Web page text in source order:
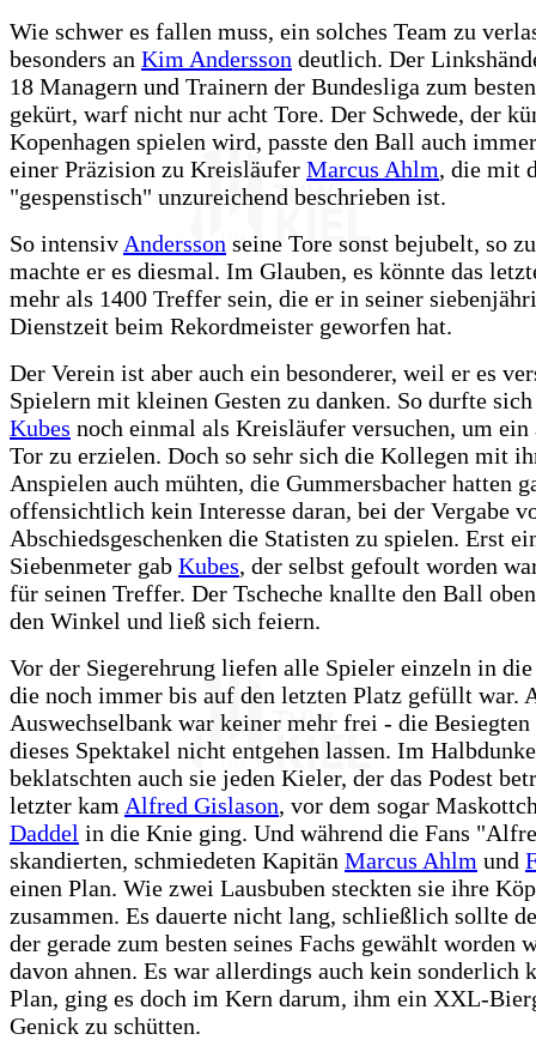
Wie schwer es fallen muss, ein solches Team zu
besonders an Kim Andersson deutlich. Der
18 Managern und Trainern der Bundesliga zum
gekürt, warf nicht nur acht Tore. Der Schwede, der
Kopenhagen spielen wird, passte den Ball auch
einer Präzision zu Kreisläufer Marcus Ahlm, die mit
"gespenstisch" unzureichend beschrieben ist.
So intensiv Andersson seine Tore sonst bejubelt, so
machte er es diesmal. Im Glauben, es könnte das
mehr als 1400 Treffer sein, die er in seiner
Dienstzeit beim Rekordmeister geworfen hat.
Der Verein ist aber auch ein besonderer, weil er es
Spielern mit kleinen Gesten zu danken. So durfte
Kubes noch einmal als Kreisläufer versuchen, um
Tor zu erzielen. Doch so sehr sich die Kollegen mit
Anspielen auch mühten, die Gummersbacher hatten
offensichtlich kein Interesse daran, bei der Vergabe
Abschiedsgeschenken die Statisten zu spielen. Erst
Siebenmeter gab Kubes, der selbst gefoult worden
für seinen Treffer. Der Tscheche knallte den Ball
den Winkel und ließ sich feiern.
Vor der Siegerehrung liefen alle Spieler einzeln in
die noch immer bis auf den letzten Platz gefüllt war.
Auswechselbank war keiner mehr frei - die
dieses Spektakel nicht entgehen lassen. Im
beklatschten auch sie jeden Kieler, der das Podest
letzter kam Alfred Gislason, vor dem sogar
Daddel in die Knie ging. Und während die Fans
skandierten, schmiedeten Kapitän Marcus Ahlm und
einen Plan. Wie zwei Lausbuben steckten sie ihre
zusammen. Es dauerte nicht lang, schließlich sollte
der gerade zum besten seines Fachs gewählt worden
davon ahnen. Es war allerdings auch kein sonderlich
Plan, ging es doch im Kern darum, ihm ein XXL-
Genick zu schütten.